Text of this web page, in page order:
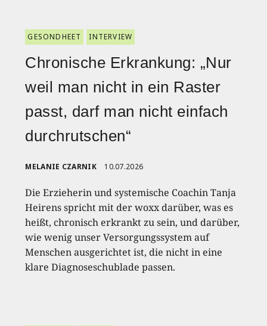
GESONDHEET INTERVIEW
Chronische Erkrankung: „Nur
weil man nicht in ein Raster
passt, darf man nicht einfach
durchrutschen“
MELANIE CZARNIK 10.07.2026
Die Erzieherin und systemische Coachin Tanja
Heirens spricht mit der woxx darüber, was es
heißt, chronisch erkrankt zu sein, und darüber,
wie wenig unser Versorgungssystem auf
Menschen ausgerichtet ist, die nicht in eine
klare Diagnoseschublade passen.